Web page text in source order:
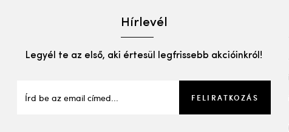
Hírlevél
Legyél te az első, aki értesül legfrissebb akcióinkról!
FELIRATKOZÁS